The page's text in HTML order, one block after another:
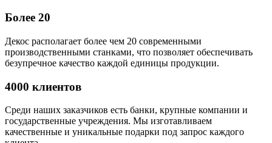
Более 20
Декос располагает более чем 20 современными
производственными станками, что позволяет обеспечивать
безупречное качество каждой единицы продукции.
4000 клиентов
Среди наших заказчиков есть банки, крупные компании и
государственные учреждения. Мы изготавливаем
качественные и уникальные подарки под запрос каждого